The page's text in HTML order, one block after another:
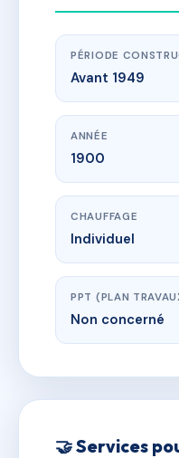
PÉRIODE
Avant 1949
ANNÉE
1900
CHAUFFAGE
Individuel
PPT (PLAN
Non concerné
🤝 Services